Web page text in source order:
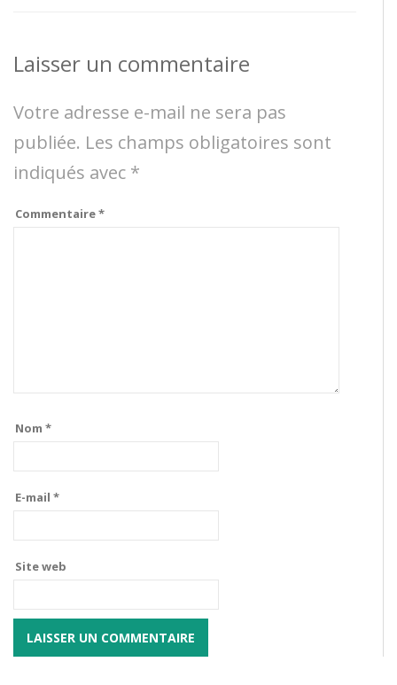
Laisser un commentaire
Votre adresse e-mail ne sera pas
publiée. Les champs obligatoires sont
indiqués avec *
Commentaire*
Nom *
E-mail *
Site web